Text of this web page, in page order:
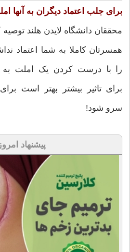
برای جلب اعتماد دیگران به آنها
محققان دانشگاه لایدن هلند
همسرتان کاملا به شما اعتماد
را با درست کردن یک املت به
برای تاثیر بیشتر بهتر است
سرو شود!
پیشنهاد امروز